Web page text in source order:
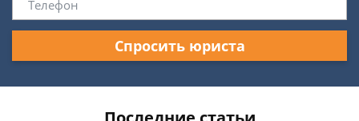
Спросить юриста